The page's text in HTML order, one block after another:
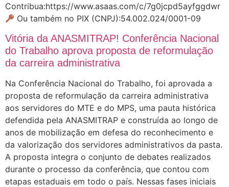
Contribua:https://www.asaas.com/c/7g0jcpd5ayfggdwr
Ou também no PIX (CNPJ):54.002.024/0001-09
Vitória da ANASMITRAP! Conferência Nacional
do Trabalho aprova proposta de reformulação
da carreira administrativa
Na Conferência Nacional do Trabalho, foi aprovada a
proposta de reformulação da carreira administrativa
aos servidores do MTE e do MPS, uma pauta histórica
defendida pela ANASMITRAP e construída ao longo de
anos de mobilização em defesa do reconhecimento e
da valorização dos servidores administrativos da pasta.
A proposta integra o conjunto de debates realizados
durante o processo da conferência, que contou com
etapas estaduais em todo o país. Nessas fases iniciais